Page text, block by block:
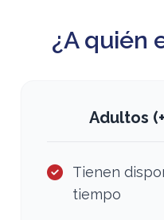
¿A quién
Adultos
Tienen
tiempo